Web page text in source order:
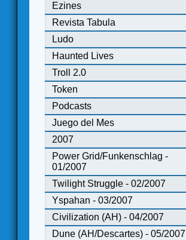
Ezines
Revista Tabula
Ludo
Haunted Lives
Troll 2.0
Token
Podcasts
Juego del Mes
2007
Power Grid/Funkenschlag -
01/2007
Twilight Struggle - 02/2007
Yspahan - 03/2007
Civilization (AH) - 04/2007
Dune (AH/Descartes) - 05/2007